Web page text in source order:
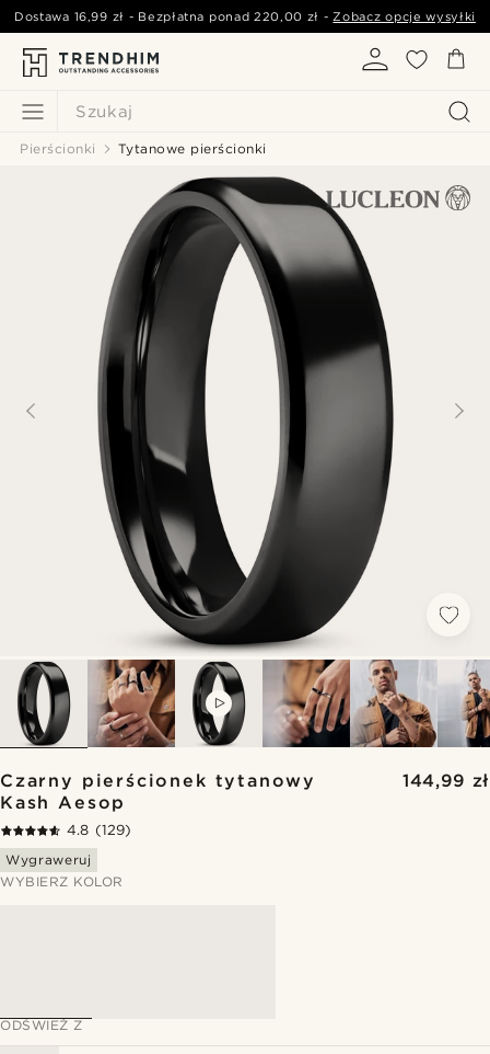
Szukaj
Dostawa 16,99 zł - Bezpłatna ponad220,00 zł -Zobacz opcje wysyłki
Pierścionki Tytanowe pierścionki
VIDEO
Czarny pierścionek tytanowy
Kash Aesop
144,99 zł
4.8 (129)
Wygraweruj
WYBIERZ KOLOR
ODŚWIEŻ Z